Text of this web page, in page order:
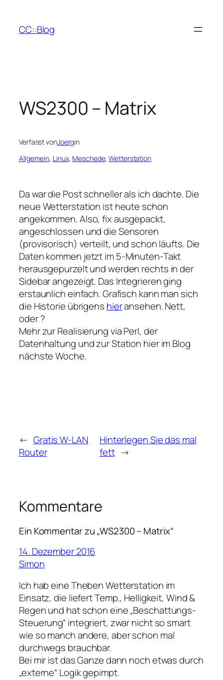
springen
CC::Blog
WS2300 – Matrix
Verfasst vonJoergin
Allgemein, Linux, Meschede, Wetterstation
Da war die Post schneller als ich dachte. Die
neue Wetterstation ist heute schon
angekommen. Also, fix ausgepackt,
angeschlossen und die Sensoren
(provisorisch) verteilt, und schon läufts. Die
Daten kommen jetzt im 5-Minuten-Takt
herausgepurzelt und werden rechts in der
Sidebar angezeigt. Das Integrieren ging
erstaunlich einfach. Grafisch kann man sich
die Historie übrigens hieransehen. Nett,
oder ?
Mehr zur Realisierung via Perl, der
Datenhaltung und zur Station hier im Blog
nächste Woche.
← Gratis W-LAN
Router
Hinterlegen Sie das mal
fett →
Kommentare
Ein Kommentar zu „WS2300 – Matrix“
14. Dezember 2016
Simon
Ich hab eine Theben Wetterstation im
Einsatz, die liefert Temp., Helligkeit, Wind &
Regen und hat schon eine „Beschattungs-
Steuerung“ integriert, zwar nicht so smart
wie so manch andere, aber schon mal
durchwegs brauchbar.
Bei mir ist das Ganze dann noch etwas durch
„externe“ Logik gepimpt.